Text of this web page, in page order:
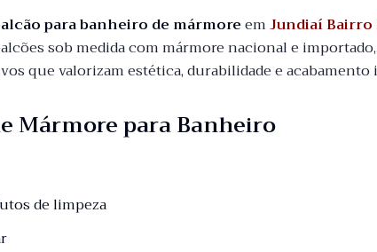
para banheiro de mármoreemJundiaí
sob medida com mármore nacional e
que valorizam estética, durabilidade e acabamento
Mármore para Banheiro
de limpeza